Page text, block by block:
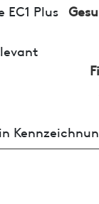
EC1 Plus